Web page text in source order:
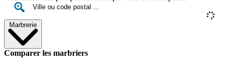
Marbrerie
Comparer les marbriers